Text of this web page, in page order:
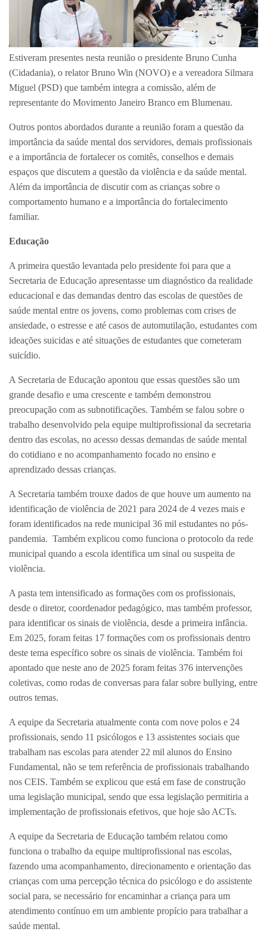
Estiveram presentes nesta reunião o presidente Bruno Cunha
(Cidadania), o relator Bruno Win (NOVO) e a vereadora Silmara
Miguel (PSD) que também integra a comissão, além de
representante do Movimento Janeiro Branco em Blumenau.
Outros pontos abordados durante a reunião foram a questão da
importância da saúde mental dos servidores, demais profissionais
e a importância de fortalecer os comitês, conselhos e demais
espaços que discutem a questão da violência e da saúde mental.
Além da importância de discutir com as crianças sobre o
comportamento humano e a importância do fortalecimento
familiar.
Educação
A primeira questão levantada pelo presidente foi para que a
Secretaria de Educação apresentasse um diagnóstico da realidade
educacional e das demandas dentro das escolas de questões de
saúde mental entre os jovens, como problemas com crises de
ansiedade, o estresse e até casos de automutilação, estudantes com
ideações suicidas e até situações de estudantes que cometeram
suicídio.
A Secretaria de Educação apontou que essas questões são um
grande desafio e uma crescente e também demonstrou
preocupação com as subnotificações. Também se falou sobre o
trabalho desenvolvido pela equipe multiprofissional da secretaria
dentro das escolas, no acesso dessas demandas de saúde mental
do cotidiano e no acompanhamento focado no ensino e
aprendizado dessas crianças.
A Secretaria também trouxe dados de que houve um aumento na
identificação de violência de 2021 para 2024 de 4 vezes mais e
foram identificados na rede municipal 36 mil estudantes no pós-
pandemia. Também explicou como funciona o protocolo da rede
municipal quando a escola identifica um sinal ou suspeita de
violência.
A pasta tem intensificado as formações com os profissionais,
desde o diretor, coordenador pedagógico, mas também professor,
para identificar os sinais de violência, desde a primeira infância.
Em 2025, foram feitas 17 formações com os profissionais dentro
deste tema específico sobre os sinais de violência. Também foi
apontado que neste ano de 2025 foram feitas 376 intervenções
coletivas, como rodas de conversas para falar sobre bullying, entre
outros temas.
A equipe da Secretaria atualmente conta com nove polos e 24
profissionais, sendo 11 psicólogos e 13 assistentes sociais que
trabalham nas escolas para atender 22 mil alunos do Ensino
Fundamental, não se tem referência de profissionais trabalhando
nos CEIS. Também se explicou que está em fase de construção
uma legislação municipal, sendo que essa legislação permitiria a
implementação de profissionais efetivos, que hoje são ACTs.
A equipe da Secretaria de Educação também relatou como
funciona o trabalho da equipe multiprofissional nas escolas,
fazendo uma acompanhamento, direcionamento e orientação das
crianças com uma percepção técnica do psicólogo e do assistente
social para, se necessário for encaminhar a criança para um
atendimento contínuo em um ambiente propício para trabalhar a
saúde mental.